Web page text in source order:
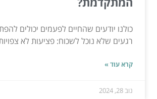
כולנו יודעים שהחיים לפעמים יכולים
רגעים שלא נוכל לשכוח: פציעות לא
קרא עוד »
נוב 28, 2024